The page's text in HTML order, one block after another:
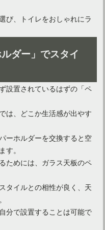
び、トイレをおしゃれにラ
ダー」でスタイ
設置されているはずの「ペ
は、どこか生活感が出やす
ーホルダーを交換すると空
す。
ためには、ガラス天板のペ
タイルとの相性が良く、天
分で設置することは可能で